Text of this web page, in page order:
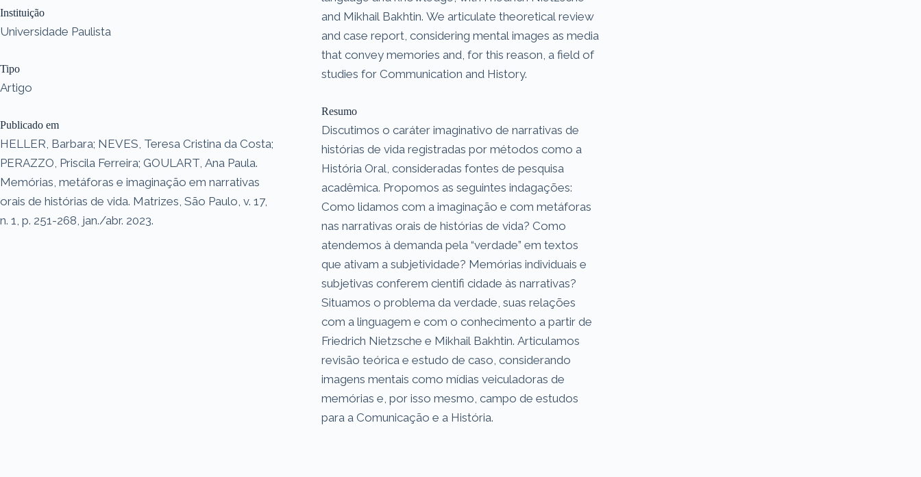
Instituição
Universidade Paulista
Tipo
Artigo
Publicado em
HELLER, Barbara; NEVES, Teresa Cristina da Costa;
PERAZZO, Priscila Ferreira; GOULART, Ana Paula.
Memórias, metáforas e imaginação em narrativas
orais de histórias de vida. Matrizes, São Paulo, v. 17,
n. 1, p. 251-268, jan./abr. 2023.
and Mikhail Bakhtin. We articulate theoretical review
and case report, considering mental images as media
that convey memories and, for this reason, a field of
studies for Communication and History.
Resumo
Discutimos o caráter imaginativo de narrativas de
histórias de vida registradas por métodos como a
História Oral, consideradas fontes de pesquisa
acadêmica. Propomos as seguintes indagações:
Como lidamos com a imaginação e com metáforas
nas narrativas orais de histórias de vida? Como
atendemos à demanda pela “verdade” em textos
que ativam a subjetividade? Memórias individuais e
subjetivas conferem cientifi cidade às narrativas?
Situamos o problema da verdade, suas relações
com a linguagem e com o conhecimento a partir de
Friedrich Nietzsche e Mikhail Bakhtin. Articulamos
revisão teórica e estudo de caso, considerando
imagens mentais como mídias veiculadoras de
memórias e, por isso mesmo, campo de estudos
para a Comunicação e a História.